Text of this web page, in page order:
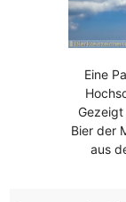
Eine
Bier der
aus